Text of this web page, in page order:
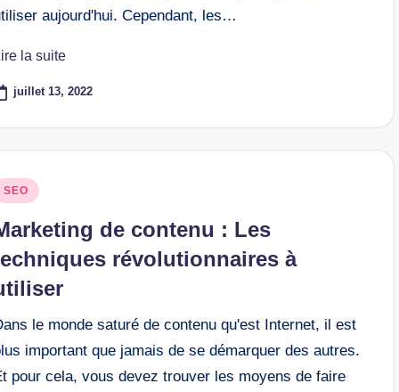
aujourd'hui. Cependant, les…
la suite
juillet 13, 2022
SEO
de contenu : Les
révolutionnaires à
le monde saturé de contenu qu'est Internet, il est
important que jamais de se démarquer des autres.
pour cela, vous devez trouver les moyens de faire